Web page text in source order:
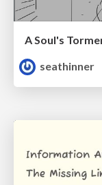
A Soul's
seathinner